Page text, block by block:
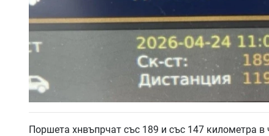
Поршета хнвъпрчат със 189 и със 147 километра